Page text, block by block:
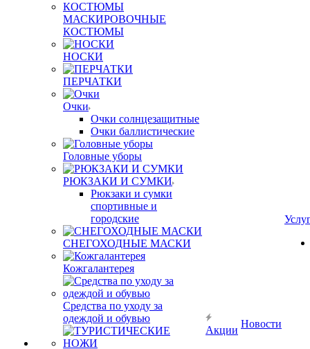
МАСКИРОВОЧНЫЕ
КОСТЮМЫ
НОСКИ
ПЕРЧАТКИ
Очки
Очки солнцезащитные
Очки баллистические
Головные уборы
РЮКЗАКИ И СУМКИ
Рюкзаки и сумки
спортивные и
городские
СНЕГОХОДНЫЕ МАСКИ
Кожгалантерея
Средства по уходу за
одеждой и обувью
Акции
Новости